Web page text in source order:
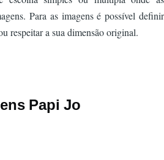
Para as imagens é possível definir
respeitar a sua dimensão original.
Papi Jo